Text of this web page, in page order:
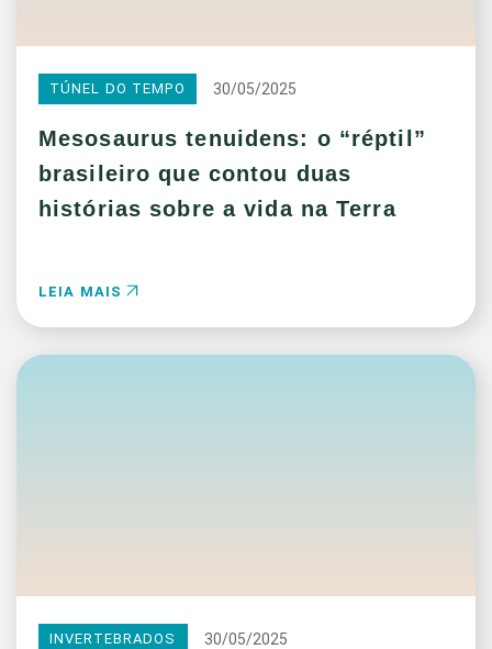
TÚNEL DO TEMPO 30/05/2025
Mesosaurus tenuidens: o “réptil”
brasileiro que contou duas
histórias sobre a vida na Terra
LEIA MAIS
INVERTEBRADOS 30/05/2025